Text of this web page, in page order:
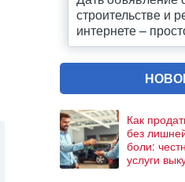
строительстве и
интернете –
Как
без
боли:
услуги